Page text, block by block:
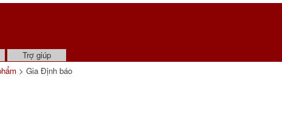
Trợ giúp
> Gia Định báo